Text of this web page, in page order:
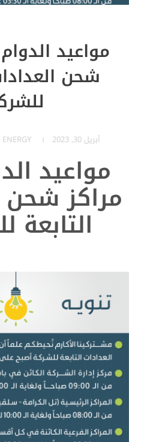
مواعيد
شحن
أبريل 30, 2023
مواعيد
مراكز شحن
التابعة